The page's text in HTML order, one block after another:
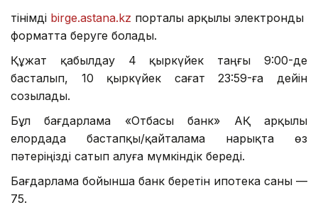
Өтінімді birge.astana.kz порталы арқылы электронды
форматта беруге болады.
Құжат қабылдау 4 қыркүйек таңғы 9:00-де
басталып, 10 қыркүйек сағат 23:59-ға дейін
созылады.
Бұл бағдарлама «Отбасы банк» АҚ арқылы
елордада бастапқы/қайталама нарықта өз
пәтеріңізді сатып алуға мүмкіндік береді.
Бағдарлама бойынша банк беретін ипотека саны —
75.